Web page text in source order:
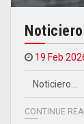
19 Feb
Noticiero…
CONTINUE